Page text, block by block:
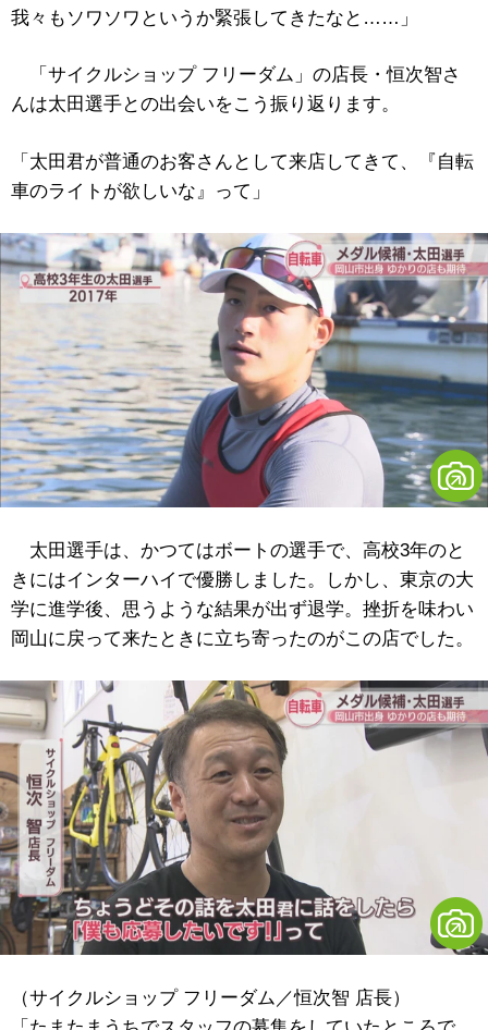
我々もソワソワというか緊張してきたなと……」
「サイクルショップ フリーダム」の店長・恒次智さ
んは太田選手との出会いをこう振り返ります。
「太田君が普通のお客さんとして来店してきて、『自転
車のライトが欲しいな』って」
太田選手は、かつてはボートの選手で、高校3年のと
きにはインターハイで優勝しました。しかし、東京の大
学に進学後、思うような結果が出ず退学。挫折を味わい
岡山に戻って来たときに立ち寄ったのがこの店でした。
（サイクルショップ フリーダム／恒次智 店長）